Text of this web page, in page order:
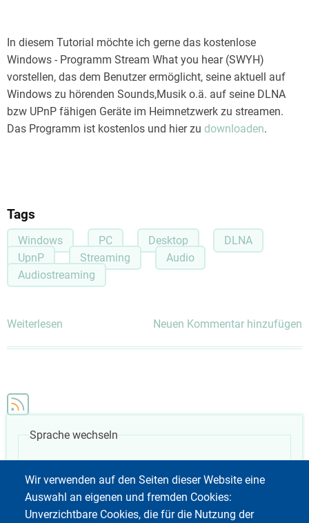
Wir verwenden auf den Seiten dieser Website eine
Auswahl an eigenen und fremden Cookies:
Unverzichtbare Cookies, die für die Nutzung der
In diesem Tutorial möchte ich gerne das kostenlose
Windows - Programm Stream What you hear (SWYH)
vorstellen, das dem Benutzer ermöglicht, seine aktuell auf
Windows zu hörenden Sounds,Musik o.ä. auf seine DLNA
bzw UPnP fähigen Geräte im Heimnetzwerk zu streamen.
Das Programm ist kostenlos und hier zu downloaden.
Tags
Windows PC Desktop
DLNA
UpnP
Streaming
Audio
Audiostreaming
Weiterlesen
What
you
hear-
Audio
Neuen Kommentar hinzufügen
Sprache wechseln